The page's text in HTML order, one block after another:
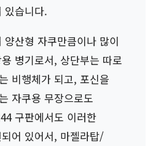
있습니다.
산형 자쿠만큼이나 많이
병기로서, 상단부는 따로
비행체가 되고, 포신을
자쿠용 무장으로도
구판에서도 이러한
어 있어서, 마젤라탑/